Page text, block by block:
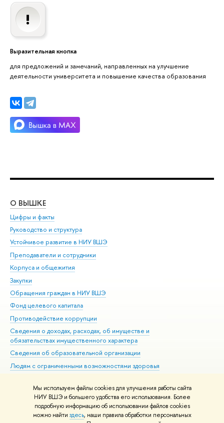
Мы используем файлы cookies для улучшения работы сайта
НИУ ВШЭ и большего удобства его использования. Более
подробную информацию об использовании файлов cookies
можно найти здесь, наши правила обработки персональных
Выразительная кнопка
для предложений и замечаний, направленных на улучшение
деятельности университета и повышение качества образования
О ВЫШКЕ
Цифры и факты
Руководство и структура
Устойчивое развитие в НИУ ВШЭ
Преподаватели и сотрудники
Корпуса и общежития
Закупки
Обращения граждан в НИУ ВШЭ
Фонд целевого капитала
Противодействие коррупции
Сведения о доходах, расходах, об имуществе и
обязательствах имущественного характера
Сведения об образовательной организации
Людям с ограниченными возможностями здоровья
Работа в Вышке